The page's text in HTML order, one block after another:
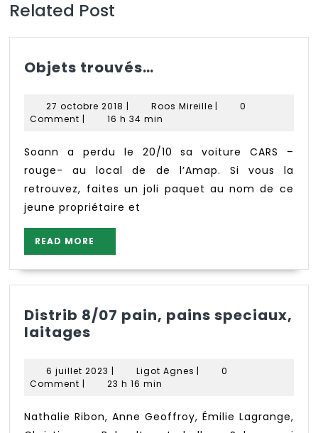
Related Post
Objets trouvés…
27 octobre 2018 27
octobre
| Roos MireilleRoos
|
0
Comment | 16 h 34 min
Soann a perdu le 20/10 sa voiture CARS –
rouge- au local de de l’Amap. Si vous la
retrouvez, faites un joli paquet au nom de ce
jeune propriétaire et
READ MORE
MORE
Distrib 8/07 pain, pains speciaux,
laitages
pain,
pains
laitages
6 juillet 2023 6
juillet
| Ligot Agnes Ligot
|
0
Comment | 23 h 16 min
Nathalie Ribon, Anne Geoffroy, Émilie Lagrange,